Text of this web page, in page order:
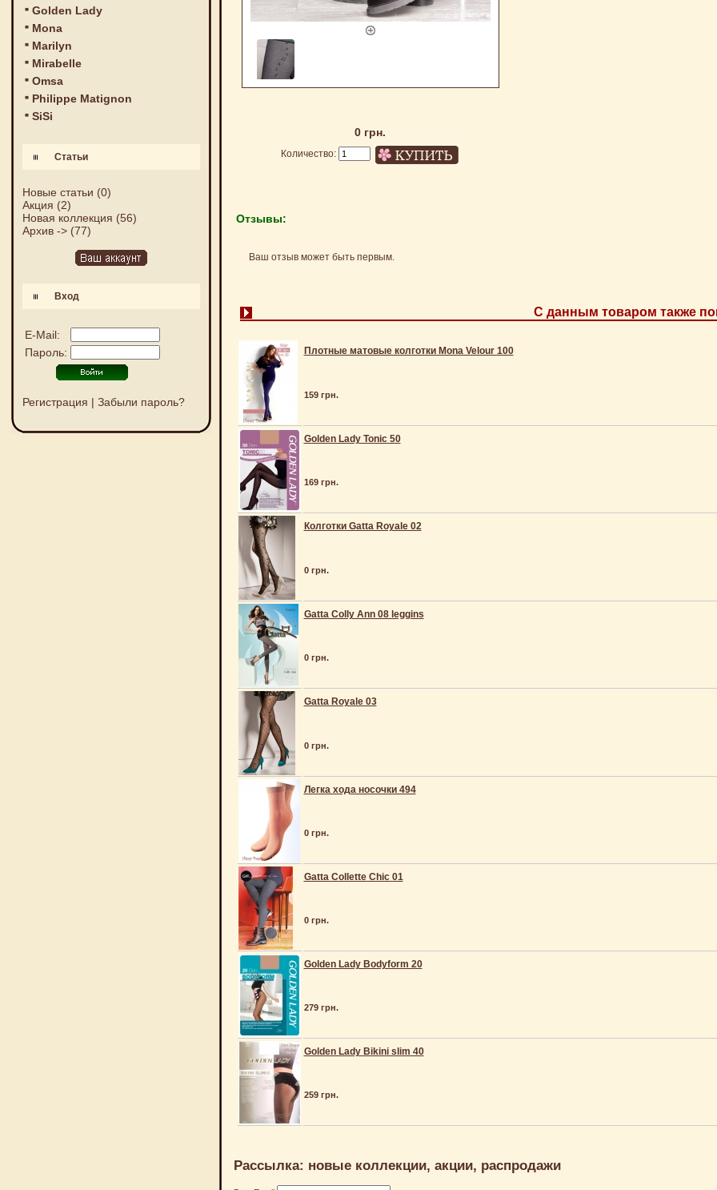
Golden Lady
Mona
Marilyn
Mirabelle
Omsa
Philippe Matignon
SiSi
Статьи
Новые статьи (0)
Акция (2)
Новая коллекция (56)
Архив ->(77)
Вход
E-Mail:
Пароль:
Регистрация | Забыли пароль?
0 грн.
Количество:
Отзывы:
Ваш отзыв может быть первым.
С данным товаром также
Плотные матовые колготки Mona Velour 100
159 грн.
Golden Lady Tonic 50
169 грн.
Колготки Gatta Royale 02
0 грн.
Gatta Colly Ann 08 leggins
0 грн.
Gatta Royale 03
0 грн.
Легка хода носочки 494
0 грн.
Gatta Collette Chic 01
0 грн.
Golden Lady Bodyform 20
279 грн.
Golden Lady Bikini slim 40
259 грн.
Рассылка: новые коллекции, акции, распродажи